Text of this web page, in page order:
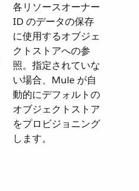
各リソースオーナー
ID のデータの保存
に使用するオブジェ
クトストアへの参
照。指定されていな
い場合、Mule が自
動的にデフォルトの
オブジェクトストア
をプロビジョニング
します。